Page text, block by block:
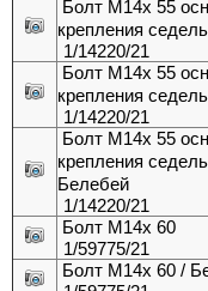
Болт М14х 55
крепления
1/14220/21
Болт М14х 55
крепления
1/14220/21
Болт М14х 55
крепления
Белебей
1/14220/21
Болт М14х 60
1/59775/21
Болт М14х 60 /